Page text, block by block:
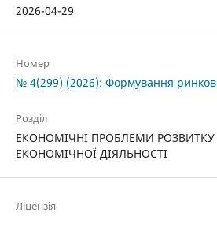
2026-04-29
Номер
№ 4(299) (2026): Формування
Розділ
ЕКОНОМІЧНІ ПРОБЛЕМИ РОЗВИТКУ
ЕКОНОМІЧНОЇ ДІЯЛЬНОСТІ
Ліцензія